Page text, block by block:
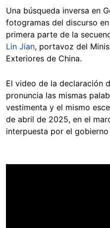
Una búsqueda inversa en
fotogramas del discurso
primera parte de la
Lin Jian, portavoz del
Exteriores de China.
El video de la declaración
pronuncia las mismas
vestimenta y el mismo
de abril de 2025, en el
interpuesta por el